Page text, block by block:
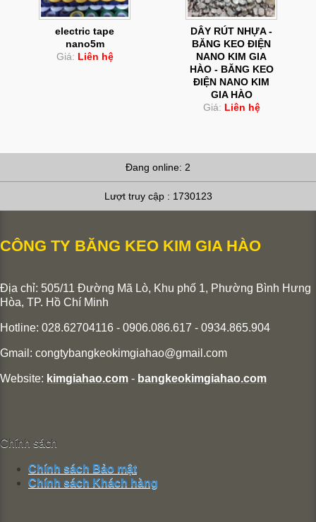
electric tape
nano5m
Giá: Liên hệ
DÂY RÚT NHỰA -
BĂNG KEO ĐIỆN
NANO KIM GIA
HÀO - BĂNG KEO
ĐIỆN NANO KIM
GIA HÀO
Giá: Liên hệ
Đang online: 2
Lượt truy cập : 1730123
CÔNG TY BĂNG KEO KIM GIA HÀO
Địa chỉ: 505/11 Đường Mã Lò, Khu phố 1, Phường Bình Hưng
Hòa, TP. Hồ Chí Minh
Hotline: 028.62704116 - 0906.086.617 - 0934.865.904
Gmail: congtybangkeokimgiahao@gmail.com
Website: kimgiahao.com - bangkeokimgiahao.com
Chính sách
Chính sách Bảo mật
Chính sách Khách hàng